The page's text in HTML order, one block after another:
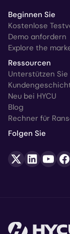
Beginnen Sie
Kostenlose
Demo anfordern
Explore the
Ressourcen
Unterstützen Sie
Neu bei HYCU
Blog
Rechner für
Folgen Sie